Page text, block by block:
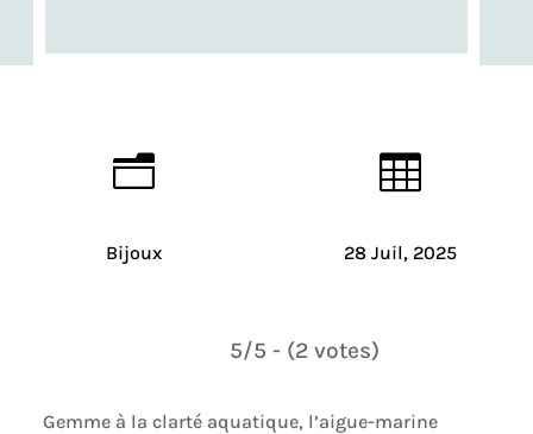
n
Bijoux

28 Juil, 2025
5/5 - (2 votes)
Gemme à la clarté aquatique, l’aigue-marine